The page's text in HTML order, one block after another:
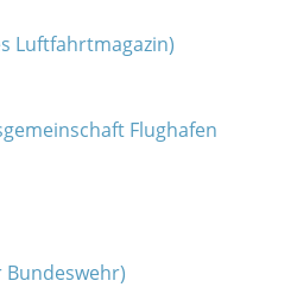
Luftfahrtmagazin)
Flughafen